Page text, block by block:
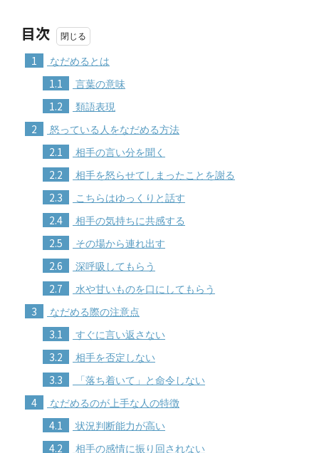
目次
1 なだめるとは
1.1 言葉の意味
1.2 類語表現
2 怒っている人をなだめる方法
2.1 相手の言い分を聞く
2.2 相手を怒らせてしまったことを謝る
2.3 こちらはゆっくりと話す
2.4 相手の気持ちに共感する
2.5 その場から連れ出す
2.6 深呼吸してもらう
2.7 水や甘いものを口にしてもらう
3 なだめる際の注意点
3.1 すぐに言い返さない
3.2 相手を否定しない
3.3 「落ち着いて」と命令しない
4 なだめるのが上手な人の特徴
4.1 状況判断能力が高い
4.2 相手の感情に振り回されない